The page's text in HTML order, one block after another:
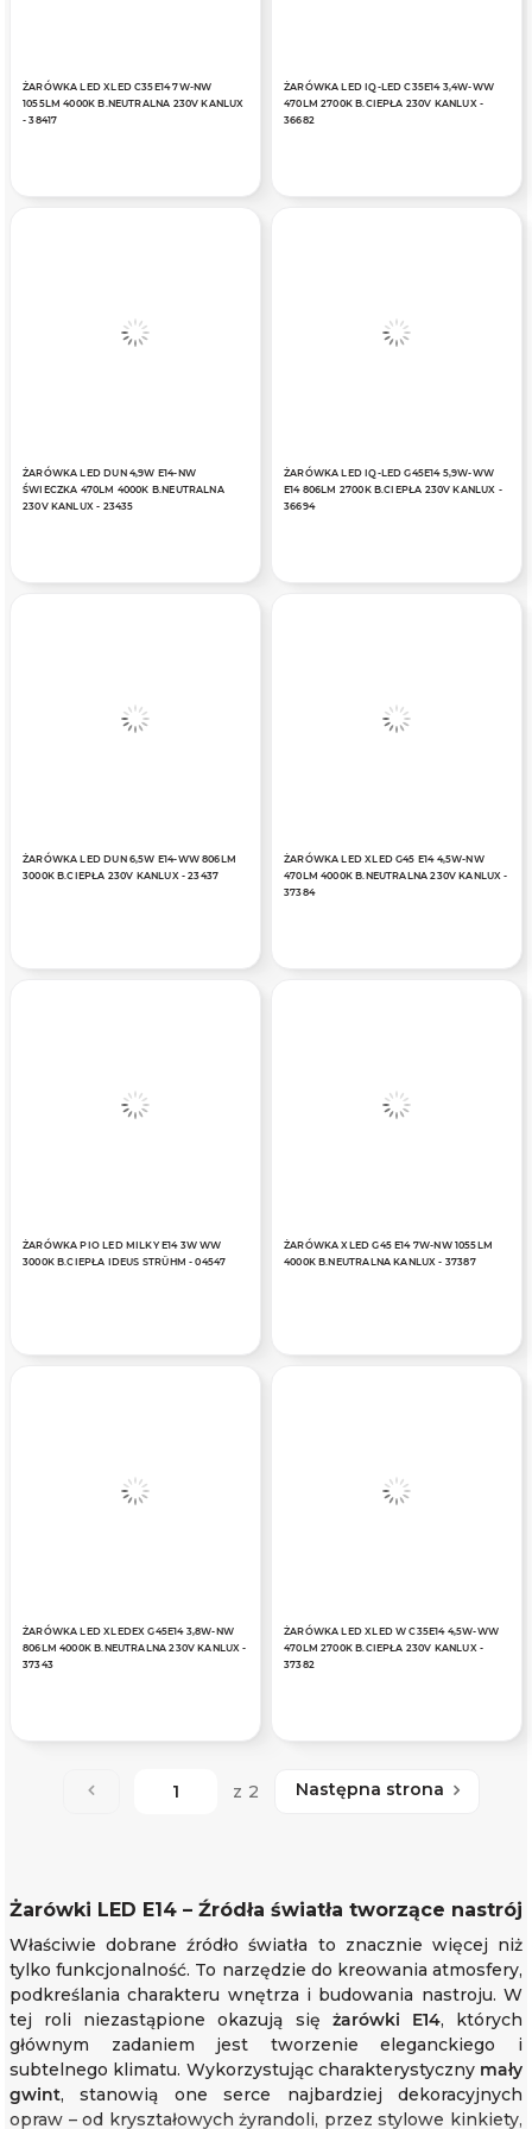
ŻARÓWKA LED XLED C35E14 7W-NW
1055LM 4000K B.NEUTRALNA 230V KANLUX
- 38417
ŻARÓWKA LED IQ-LED C35E14 3,4W-WW
470LM 2700K B.CIEPŁA 230V KANLUX -
36682
ŻARÓWKA LED DUN 4,9W E14-NW
ŚWIECZKA 470LM 4000K B.NEUTRALNA
230V KANLUX - 23435
ŻARÓWKA LED IQ-LED G45E14 5,9W-WW
E14 806LM 2700K B.CIEPŁA 230V KANLUX -
36694
ŻARÓWKA LED DUN 6,5W E14-WW 806LM
3000K B.CIEPŁA 230V KANLUX - 23437
ŻARÓWKA LED XLED G45 E14 4,5W-NW
470LM 4000K B.NEUTRALNA 230V KANLUX -
37384
ŻARÓWKA PIO LED MILKY E14 3W WW
3000K B.CIEPŁA IDEUS STRÜHM - 04547
ŻARÓWKA XLED G45 E14 7W-NW 1055LM
4000K B.NEUTRALNA KANLUX - 37387
ŻARÓWKA LED XLEDEX G45E14 3,8W-NW
806LM 4000K B.NEUTRALNA 230V KANLUX -
37343
ŻARÓWKA LED XLED W C35E14 4,5W-WW
470LM 2700K B.CIEPŁA 230V KANLUX -
37382
z 2 Następna strona
Żarówki LED E14 – Źródła światła tworzące nastrój
Właściwie dobrane źródło światła to znacznie więcej niż
tylko funkcjonalność. To narzędzie do kreowania atmosfery,
podkreślania charakteru wnętrza i budowania nastroju. W
tej roli niezastąpione okazują się żarówki E14, których
głównym zadaniem jest tworzenie eleganckiego i
subtelnego klimatu. Wykorzystując charakterystyczny mały
gwint, stanowią one serce najbardziej dekoracyjnych
opraw – od kryształowych żyrandoli, przez stylowe kinkiety,